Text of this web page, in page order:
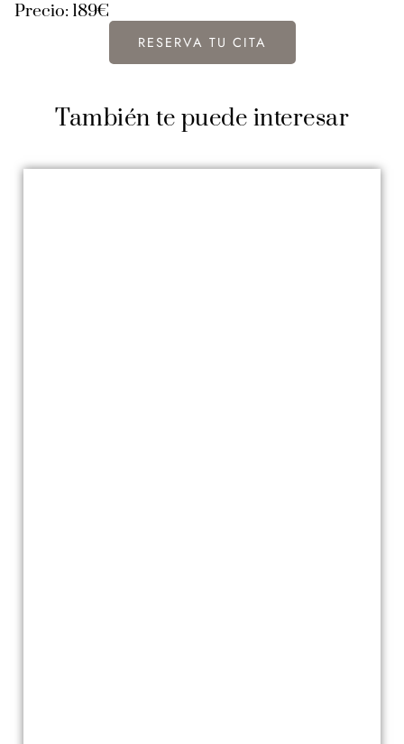
Precio: 189€
RESERVA TU CITA
También te puede interesar